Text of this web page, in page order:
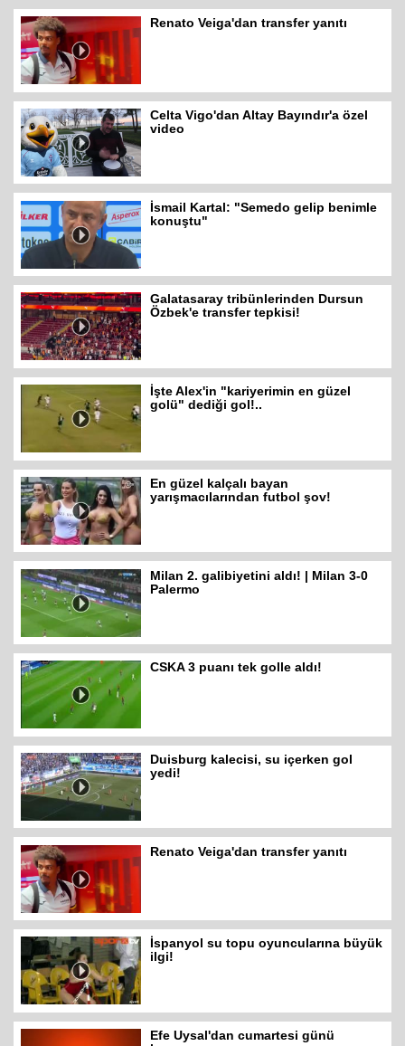
Renato Veiga'dan transfer yanıtı
Celta Vigo'dan Altay Bayındır'a özel
video
İsmail Kartal: "Semedo gelip benimle
konuştu"
Galatasaray tribünlerinden Dursun
Özbek'e transfer tepkisi!
İşte Alex'in "kariyerimin en güzel
golü" dediği gol!..
En güzel kalçalı bayan
yarışmacılarından futbol şov!
Milan 2. galibiyetini aldı! | Milan 3-0
Palermo
CSKA 3 puanı tek golle aldı!
Duisburg kalecisi, su içerken gol
yedi!
Renato Veiga'dan transfer yanıtı
İspanyol su topu oyuncularına büyük
ilgi!
Efe Uysal'dan cumartesi günü